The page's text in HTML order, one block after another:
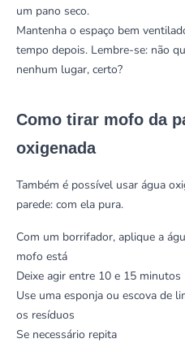
um pano seco.
Mantenha o espaço bem
tempo depois. Lembre-se: não
nenhum lugar, certo?
Como tirar mofo da
oxigenada
Também é possível usar água
parede: com ela pura.
Com um borrifador, aplique a
mofo está
Deixe agir entre 10 e 15 minutos
Use uma esponja ou escova de
os resíduos
Se necessário repita